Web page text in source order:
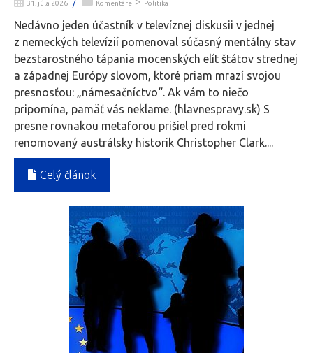
31. júla 2026 Komentáre Politika
Nedávno jeden účastník v televíznej diskusii v jednej
z nemeckých televízií pomenoval súčasný mentálny stav
bezstarostného tápania mocenských elít štátov strednej
a západnej Európy slovom, ktoré priam mrazí svojou
presnosťou: „námesačníctvo“. Ak vám to niečo
pripomína, pamäť vás neklame. (hlavnespravy.sk) S
presne rovnakou metaforou prišiel pred rokmi
renomovaný austrálsky historik Christopher Clark....
Celý článok